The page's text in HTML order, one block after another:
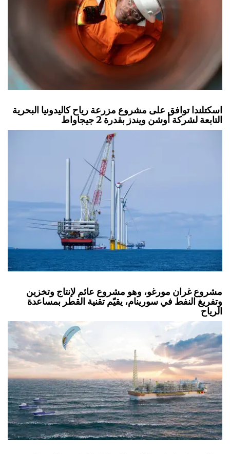
اسكتلندا توافق على مشروع مزرعة رياح كاليدونيا البحرية
التابعة لشركة أوشن ويندز بقدرة 2 جيجاواط
مشروع غران مورغو، وهو مشروع عائم لإنتاج وتخزين
وتفريغ النفط في سورينام، يقيّم تقنية القطر بمساعدة
الرياح